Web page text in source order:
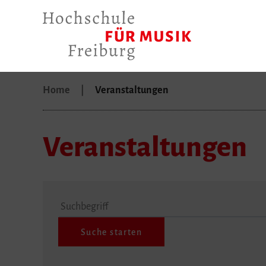
Home Veranstaltungen
Veranstaltungen
Suchbegriff